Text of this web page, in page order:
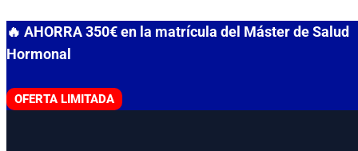
al
contenido
🔥 AHORRA 350€ en la matrícula del Máster de Salud
Hormonal
OFERTA LIMITADA